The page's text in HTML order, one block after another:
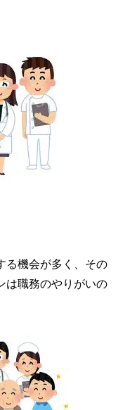
る機会が多く、その
は職務のやりがいの